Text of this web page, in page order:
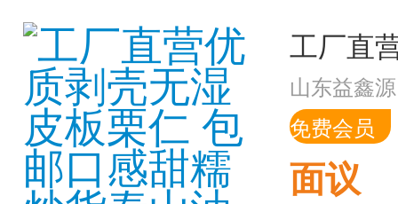
山东益鑫
免费会员
面议